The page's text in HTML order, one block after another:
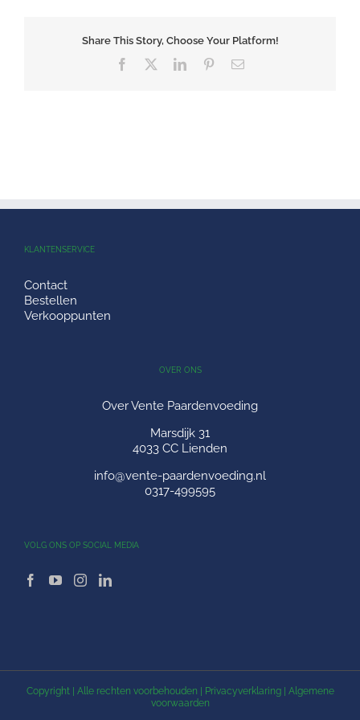
Share This Story, Choose Your Platform!
Facebook LinkedInPinterest
E-
KLANTENSERVICE
Contact
Bestellen
Verkooppunten
OVER ONS
Over Vente Paardenvoeding
Marsdijk 31
4033 CC Lienden
info@vente-paardenvoeding.nl
0317-499595
VOLG ONS OP SOCIAL MEDIA
Copyright | Alle rechten voorbehouden | Privacyverklaring| Algemene
voorwaarden